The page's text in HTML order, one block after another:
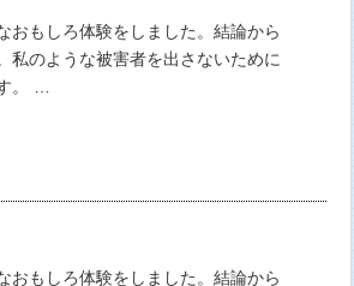
おもしろ体験をしました。結論から
私のような被害者を出さないために
。 …
おもしろ体験をしました。結論から